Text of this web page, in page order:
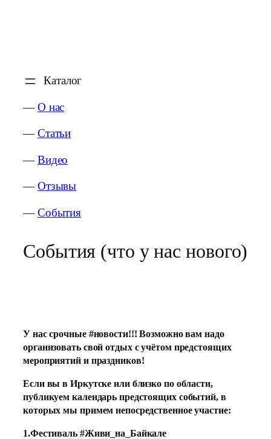
Каталог
— О нас
— Статьи
— Видео
— Отзывы
— События
События (что у нас нового)
У нас срочные #новости!!! Возможно вам надо
организовать свой отдых с учётом предстоящих
мероприятий и праздников!
Если вы в Иркутске или близко по области,
публикуем календарь предстоящих событий, в
которых мы примем непосредственное участие:
1.Фестиваль #Живи_на_Байкале